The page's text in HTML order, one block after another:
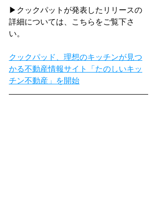
▶クックパットが発表したリリースの
詳細については、こちらをご覧下さ
い。
クックパッド、理想のキッチンが見つ
かる不動産情報サイト「たのしいキッ
チン不動産」を開始